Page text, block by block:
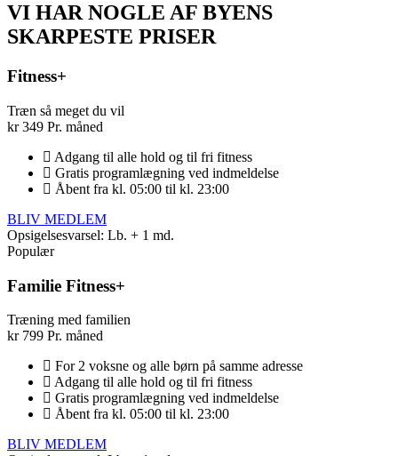
VI HAR NOGLE AF BYENS
SKARPESTE PRISER
Fitness+
Træn så meget du vil
kr 349 Pr. måned
Adgang til alle hold og til fri fitness
Gratis programlægning ved indmeldelse
Åbent fra kl. 05:00 til kl. 23:00
BLIV MEDLEM
Opsigelsesvarsel: Lb. + 1 md.
Populær
Familie Fitness+
Træning med familien
kr 799 Pr. måned
For 2 voksne og alle børn på samme adresse
Adgang til alle hold og til fri fitness
Gratis programlægning ved indmeldelse
Åbent fra kl. 05:00 til kl. 23:00
BLIV MEDLEM